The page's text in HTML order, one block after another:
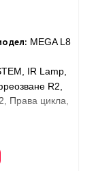
MEGA L8
IR Lamp,
R2,
Права цикла,